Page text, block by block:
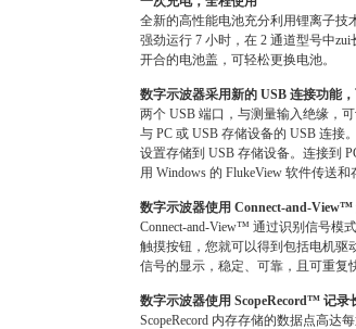
全新的高性能电池充分利用锂离子技
强劲运行 7 小时，在 2 通道型号中zui
开合的电池盖，可轻松更换电池。
数字示波器采用新的 USB 连接功能
两个 USB 端口，与测量输入绝缘，
与 PC 或 USB 存储设备的 USB 连接
设置存储到 USB 存储设备。连接到
用 Windows 的 FlukeView 软件传送和
数字示波器使用 Connect-and-View™
Connect-and-View™ 通过识别信号模
触摸按钮，您就可以得到包括电机驱
信号的显示，稳定、可靠，且可重复
数字示波器使用 ScopeRecord™ 记录
ScopeRecord 内存存储的数据点高达